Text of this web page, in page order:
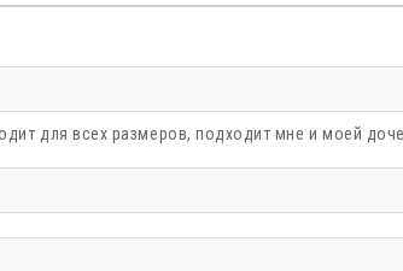
для всех размеров, подходит мне и моей